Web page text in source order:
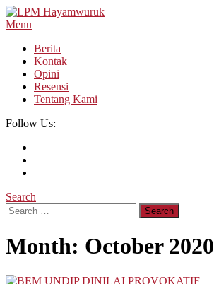
Skip
To
Menu
Berita
Kontak
Opini
Resensi
Tentang Kami
Follow Us:
Search
Search
for:
Month: October 2020